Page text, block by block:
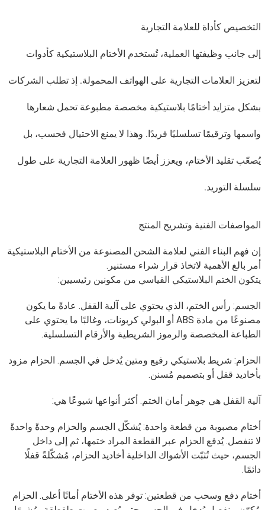
التخصيص كأداة للعلامة التجارية
إلى جانب وظيفتها العملية، تُستخدم الأختام البلاستيكية كأدوات
لتعزيز العلامات التجارية على الهواتف المحمولة. إذ تطلب الشركات
بشكل متزايد أختامًا بلاستيكية مخصصة مطبوعة تحمل شعارها
واسمها وترقيمًا تسلسليًا فريدًا. وهذا لا يمنع الاحتيال فحسب، بل
يُصعّب تقليد الأختام، ويعزز أيضًا ظهور العلامة التجارية على طول
سلسلة التوريد.
المواصفات الفنية وتشريح المنتج
إن فهم البناء الفني لعلامة الشحن المصنوعة من الأختام البلاستيكية
أمر بالغ الأهمية لاتخاذ قرار شراء مستنير.
يتكون الختم البلاستيكي القياسي من مكونين رئيسيين:
الجسم: رأس الختم، الذي يحتوي على آلية القفل. عادةً ما يكون
مصنوعًا من مادة ABS أو البولي كربونات، وغالبًا ما يحتوي على
الطباعة المخصصة والرموز الشريطية والأرقام التسلسلية.
الحزام: شريط بلاستيكي رفيع ومتين يُدخل في الجسم. الحزام مزود
بأخاديد قفل أو بتصميم مُسنن.
آلية القفل هي جوهر أمان الختم. أكثر أنواعها شيوعًا هي:
أختام مصبوبة من قطعة واحدة: يُشكّل الجسم والحزام وحدةً واحدةً
لا تنفصل. يُدفع الحزام عبر القطعة المراد ختمها، ثم إلى داخل
الجسم، حيث تُثبّت الأشواك الداخلية أخاديد الحزام، مُشكّلةً قفلًا
دائمًا.
أختام دفع وسحب من قطعتين: توفر هذه الأختام أمانًا أعلى. الحزام